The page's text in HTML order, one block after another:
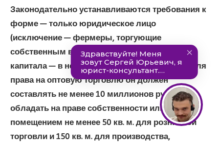
Законодательно устанавливаются требования к
форме — только юридическое лицо
(исключение — фермеры, торгующие
собственным вином), величина уставного
капитала — в некоторых случаях, например, для
права на оптовую торговлю он должен
составлять не менее 10 миллионов рублей,
обладать на праве собственности или аренды
помещением не менее 50 кв. м. для розничной
торговли и150 кв. м. для производства,